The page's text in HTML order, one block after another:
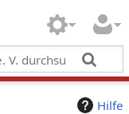
Hilfe